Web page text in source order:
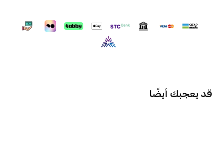
قد يعجبك أيضًا